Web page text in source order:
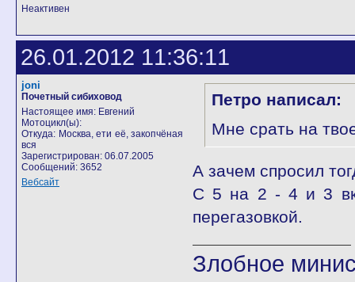
Неактивен
26.01.2012 11:36:11
joni
Почетный сибиховод
Настоящее имя: Евгений
Мотоцикл(ы):
Откуда: Москва, ети её, закопчёная
вся
Зарегистрирован: 06.07.2005
Сообщений: 3652
Вебсайт
Петро написал:
Мне срать на
А зачем спросил
С 5 на 2 - 4 и 3
перегазовкой.
Злобное